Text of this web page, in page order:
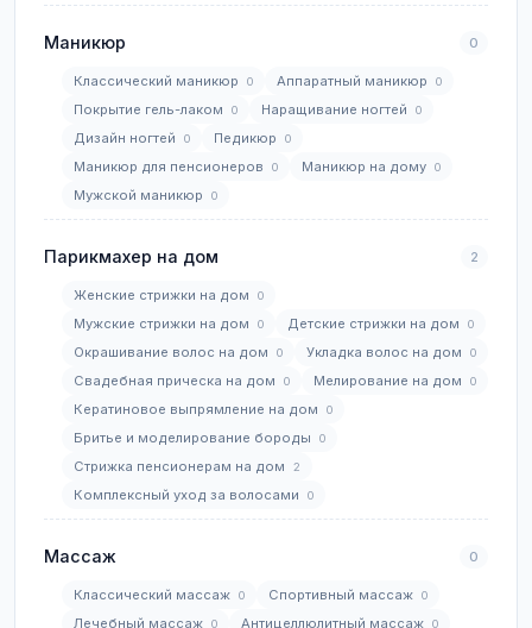
Маникюр 0
Классический маникюр 0 Аппаратный маникюр 0
Покрытие гель-лаком 0 Наращивание ногтей 0
Дизайн ногтей 0 Педикюр 0
Маникюр для пенсионеров 0 Маникюр на дому 0
Мужской маникюр 0
Парикмахер на дом 2
Женские стрижки на дом 0
Мужские стрижки на дом 0 Детские стрижки на дом 0
Окрашивание волос на дом 0 Укладка волос на дом 0
Свадебная прическа на дом 0 Мелирование на дом 0
Кератиновое выпрямление на дом 0
Бритье и моделирование бороды 0
Стрижка пенсионерам на дом 2
Комплексный уход за волосами 0
Массаж 0
Классический массаж 0 Спортивный массаж 0
Лечебный массаж 0 Антицеллюлитный массаж 0